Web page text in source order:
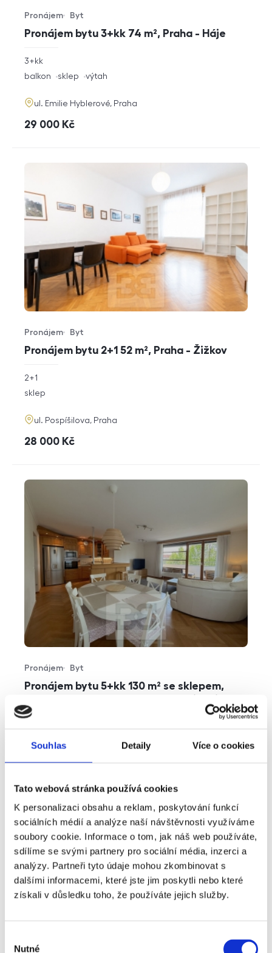
Souhlas Detaily Více o cookies
Tato webová stránka používá cookies
K personalizaci obsahu a reklam, poskytování funkcí
sociálních médií a analýze naší návštěvnosti využíváme
soubory cookie. Informace o tom, jak náš web používáte,
sdílíme se svými partnery pro sociální média, inzerci a
analýzy. Partneři tyto údaje mohou zkombinovat s
dalšími informacemi, které jste jim poskytli nebo které
získali v důsledku toho, že používáte jejich služby.
Nutné
Pronájem bytu 3+kk 74 m², Praha - Háje
Typ nabídky
Pronájem
Typ nemovitosti
Byt
rozměry
3+kk
funkce
balkon sklep výtah
adresa
ul. Emilie Hyblerové, Praha
cena
29 000 Kč
Pronájem bytu 2+1 52 m², Praha - Žižkov
Typ nabídky
Pronájem
Typ nemovitosti
Byt
rozměry
2+1
funkce
sklep
adresa
ul. Pospíšilova, Praha
cena
28 000 Kč
Pronájem bytu 5+kk 130 m² se sklepem,
Typ nabídky
Pronájem
Typ nemovitosti
Byt
funkce
parkování sklep výtah
cena
49 000 Kč